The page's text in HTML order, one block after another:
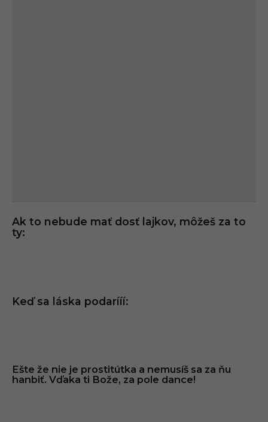
Ak to nebude mať dosť lajkov, môžeš za to
ty:
Keď sa láska podarííí:
Ešte že nie je prostitútka a nemusíš sa za ňu
hanbiť. Vďaka ti Bože, za pole dance!